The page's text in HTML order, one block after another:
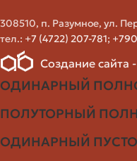
разрушению в
промерзания. Лицевой
имеют низкое
поэтому для наружных
дополнительной
Обращайте внимание
паспорта продукции —
308510, п. Разумное, ул.
тел.: +7 (4722) 207-781;
Создание сайта
ОДИНАРНЫЙ
ПОЛУТОРНЫЙ
ОДИНАРНЫЙ